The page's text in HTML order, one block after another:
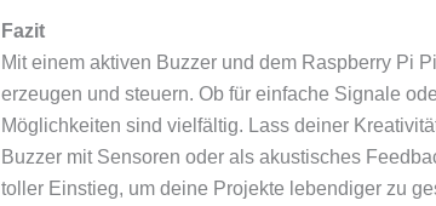
Fazit
Mit einem aktiven Buzzer und dem Raspberry Pi
erzeugen und steuern. Ob für einfache Signale
Möglichkeiten sind vielfältig. Lass deiner
Buzzer mit Sensoren oder als akustisches
toller Einstieg, um deine Projekte lebendiger zu